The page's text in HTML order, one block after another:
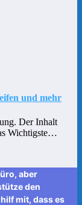
und mehr
Der Inhalt
Wichtigste…
aber
den
mit, dass es